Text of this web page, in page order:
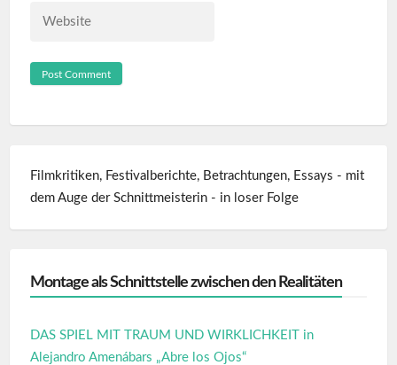
Filmkritiken, Festivalberichte, Betrachtungen, Essays - mit
dem Auge der Schnittmeisterin - in loser Folge
Montage als Schnittstelle zwischen den Realitäten
DAS SPIEL MIT TRAUM UND WIRKLICHKEIT in
Alejandro Amenábars „Abre los Ojos“